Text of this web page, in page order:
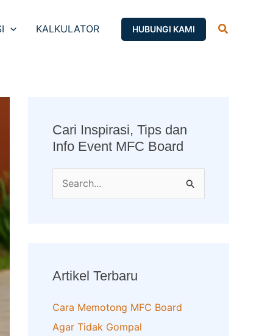
KALKULATOR HUBUNGI KAMI Search
Cari Inspirasi, Tips dan
Info Event MFC Board
h
f
o
Artikel Terbaru
Cara Memotong MFC Board
Agar Tidak Gompal